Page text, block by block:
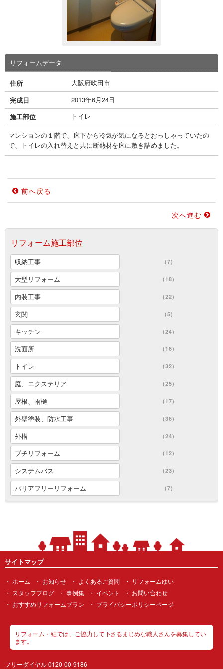
リフォームデータ
住所
大阪府吹田市
完成日
2013年6月24日
施工部位
トイレ
マンションの１階で、床下から冷気が気になるとおっしゃっていたの
で、トイレの入れ替えと共に断熱材を床に敷き詰めました。
前へ戻る
次へ進む
リフォーム施工部位
収納工事 (7)
大型リフォーム (18)
内装工事 (22)
玄関 (5)
キッチン (24)
洗面所 (16)
トイレ (32)
庭、エクステリア (25)
屋根、雨樋 (17)
外壁塗装、防水工事 (36)
外構 (24)
プチリフォーム (12)
システムバス (23)
バリアフリーリフォーム (7)
サイトマップ
ホーム お知らせ よくあるご質問
リフォームゆい
スタッフブログ
事例集 イベント
お問い合わせ
おすすめリフォームプラン
プライバシーポリシーページ
リフォーム・結では、ご協力して下さるまじめな職人さんを募集してい
ます。
フリーダイヤル 0120-00-9186